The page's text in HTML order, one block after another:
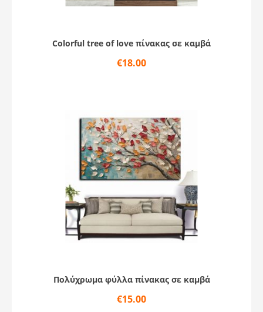
Colorful tree of love πίνακας σε καμβά
€18.00
Πολύχρωμα φύλλα πίνακας σε καμβά
€15.00